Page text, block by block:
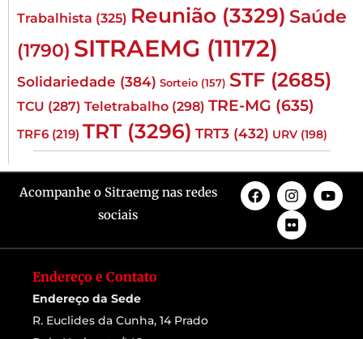
Trabalhista (325) Reunião (3329) Saúde
(1790) SITRAEMG (11172)
Solidariedade (384) Sorteio (157) STF (2685)
TCU (287) Teletrabalho (298) TRE-MG (635)
TRF6 (219) TRT (3296) TRT3 (432) URV (198)
Acompanhe o Sitraemg nas redes
sociais
Endereço e Contato
Endereço da Sede
R. Euclides da Cunha, 14 Prado